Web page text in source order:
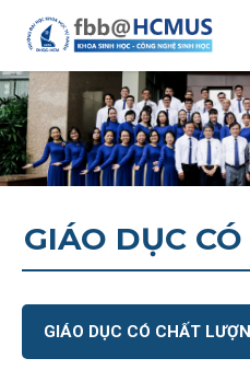
GIÁO DỤC
GIÁO DỤC CÓ CHẤT